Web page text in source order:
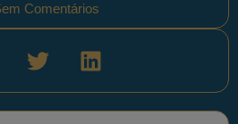
Comentários